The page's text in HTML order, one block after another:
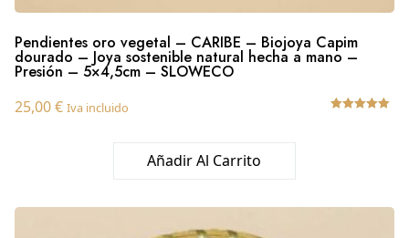
Pendientes oro vegetal – CARIBE – Biojoya Capim
dourado – Joya sostenible natural hecha a mano –
Presión – 5×4,5cm – SLOWECO
25,00€ Iva incluido
Añadir Al Carrito